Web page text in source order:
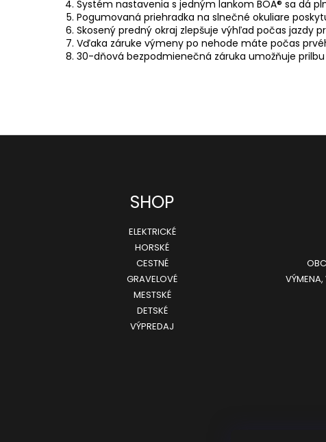
Systém nastavenia s jedným lankom BOA® sa dá
Pogumovaná priehradka na slnečné okuliare
Skosený predný okraj zlepšuje výhľad počas jazdy
Vďaka záruke výmeny po nehode máte počas
30-dňová bezpodmienečná záruka umožňuje
SHOP
ELEKTRICKÉ
HORSKÉ
CESTNÉ
GRAVELOVÉ
MESTSKÉ
DETSKÉ
VÝPREDAJ
VÝMENA,